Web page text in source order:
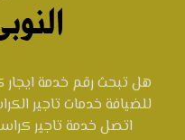
هل تبحث رقم خدمة ايجار
للضيافة خدمات تاجير
اتصل خدمة تاجير كراسي